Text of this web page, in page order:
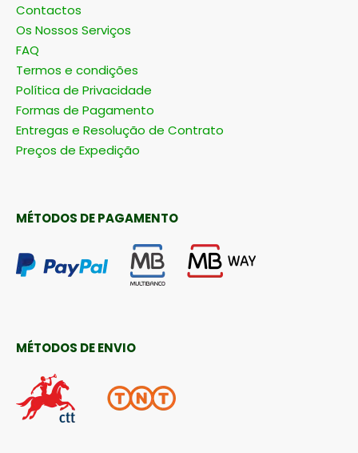
Contactos
Os Nossos Serviços
FAQ
Termos e condições
Política de Privacidade
Formas de Pagamento
Entregas e Resolução de Contrato
Preços de Expedição
MÉTODOS DE PAGAMENTO
MÉTODOS DE ENVIO